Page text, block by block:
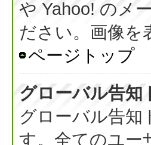
や Yahoo! のメ
ださい。画像を
ページトップ
グローバル告知
グローバル告知
す。全てのユー